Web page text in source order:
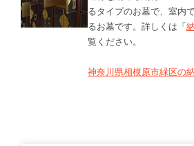
るタイプのお墓で、室内
るお墓です。詳しくは「
覧ください。
神奈川県相模原市緑区の